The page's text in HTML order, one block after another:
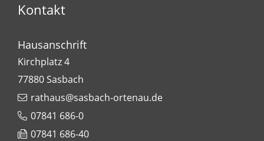
Kontakt
Hausanschrift
Kirchplatz 4
77880Sasbach
rathaus@sasbach-ortenau.de
07841 686-0
07841 686-40